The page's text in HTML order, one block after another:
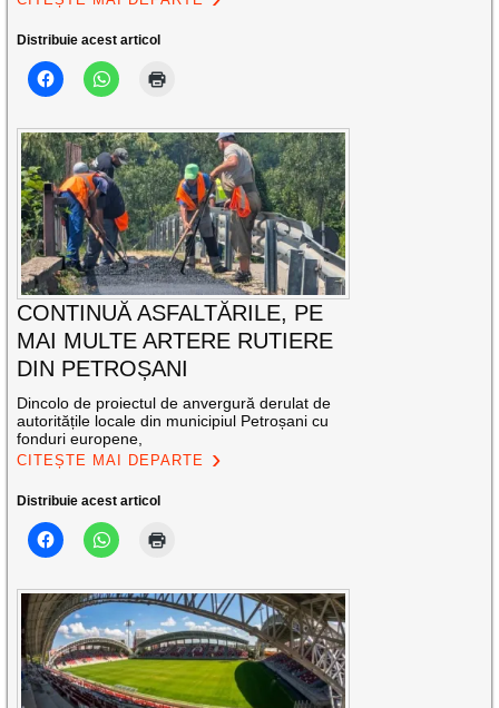
Distribuie acest articol
CONTINUĂ ASFALTĂRILE, PE
MAI MULTE ARTERE RUTIERE
DIN PETROȘANI
Dincolo de proiectul de anvergură derulat de
autoritățile locale din municipiul Petroșani cu
fonduri europene,
CITEȘTE MAI DEPARTE
Distribuie acest articol